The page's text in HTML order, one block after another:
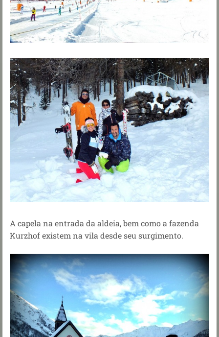
A capela na entrada da aldeia, bem como a fazenda
Kurzhof existem na vila desde seu surgimento.